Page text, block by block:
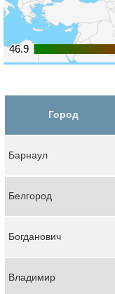
46.9
46.9
Город
Барнаул
Белгород
Богданович
Владимир